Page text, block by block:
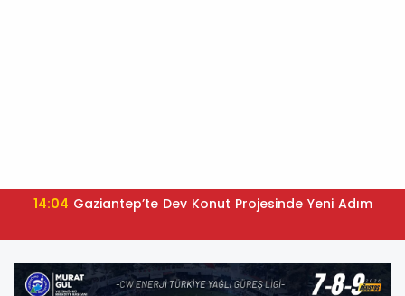
14:04 Gaziantep’te Dev Konut Projesinde Yeni Adım